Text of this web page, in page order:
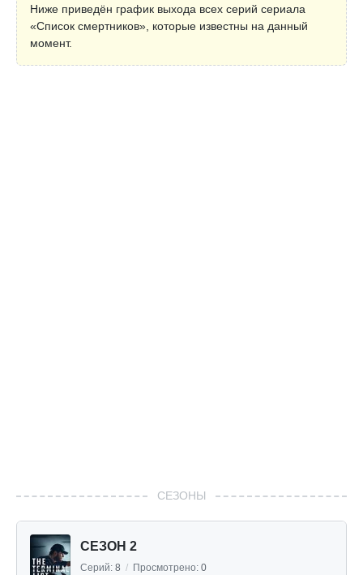
Ниже приведён график выхода всех серий сериала
«Список смертников», которые известны на данный
момент.
СЕЗОНЫ
СЕЗОН 2
Серий: 8 / Просмотрено: 0